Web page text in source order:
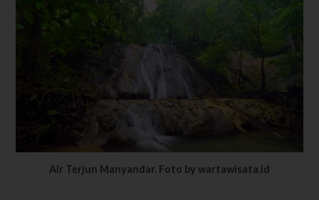
Air Terjun Manyandar. Foto by wartawisata.id